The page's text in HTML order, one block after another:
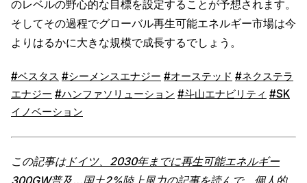
のレベルの野心的な目標を設定することが予想されます。
そしてその過程でグローバル再生可能エネルギー市場は今
よりはるかに大きな規模で成長するでしょう。
#ベスタス #シーメンスエナジー #オーステッド #ネクステラ
エナジー #ハンファソリューション #斗山エナビリティ #SK
イノベーション
この記事はドイツ、2030年までに再生可能エネルギー
300GW普及…国土2%陸上風力の記事を読んで、個人的